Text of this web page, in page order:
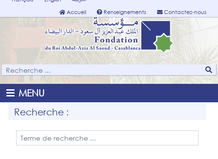
Accueil
Renseignements Contactez-nous
MENU
Recherche :